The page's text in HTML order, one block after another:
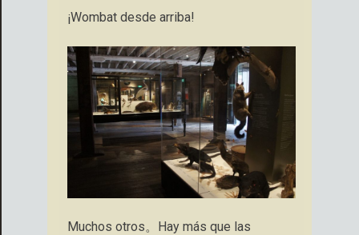
¡Wombat desde arriba!
Muchos otros。Hay más que las